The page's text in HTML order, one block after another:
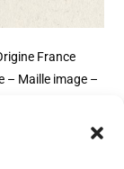
France
– Maille image –
image –